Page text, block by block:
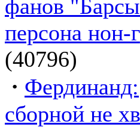
фанов
персона нон-
(40796)
· Фердинанд:
сборной не